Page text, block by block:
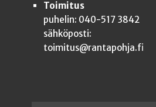
Toimitus
puhelin: 040-517 3842
sähköposti:
toimitus@rantapohja.fi